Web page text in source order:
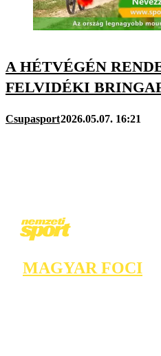
A HÉTVÉGÉN
FELVIDÉKI
Csupasport2026.05.07. 16:21
MAGYAR FOCI